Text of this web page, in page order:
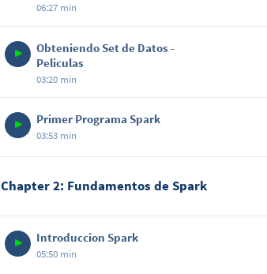
06:27 min
Obteniendo Set de Datos -
Peliculas
03:20 min
Primer Programa Spark
03:53 min
Chapter 2: Fundamentos de Spark
Introduccion Spark
05:50 min